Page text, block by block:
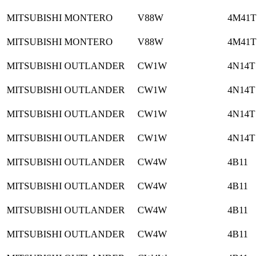
MITSUBISHI MONTERO V88W 4M41T
MITSUBISHI MONTERO V88W 4M41T
MITSUBISHI OUTLANDER CW1W 4N14T
MITSUBISHI OUTLANDER CW1W 4N14T
MITSUBISHI OUTLANDER CW1W 4N14T
MITSUBISHI OUTLANDER CW1W 4N14T
MITSUBISHI OUTLANDER CW4W 4B11
MITSUBISHI OUTLANDER CW4W 4B11
MITSUBISHI OUTLANDER CW4W 4B11
MITSUBISHI OUTLANDER CW4W 4B11